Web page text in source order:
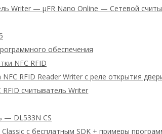
Writer — μFR Nano Online — Сетевой
обеспечения
NFC RFID
RFID Reader Writer с реле открытия
считыватель Writer
— DL533N CS
с бесплатным SDK + примеры